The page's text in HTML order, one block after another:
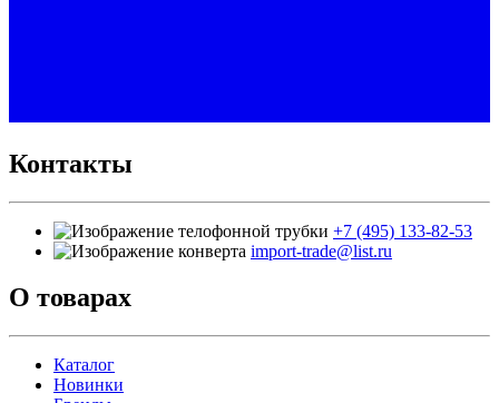
Контакты
+7 (495) 133-82-53
import-trade@list.ru
О товарах
Каталог
Новинки